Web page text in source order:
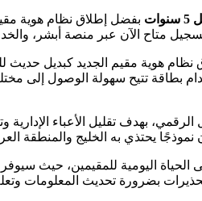
بفضل إطلاق نظام هوية
متاح الآن عبر منصة أبشر،
بطاقة تتيح سهولة الوصول إلى
التغيير كجزء من مبادرات رؤية 2030 للتحول
يحتذي به الخليج والمنطقة
الحياة اليومية للمقيمين، حيث
بضرورة تحديث المعلومات